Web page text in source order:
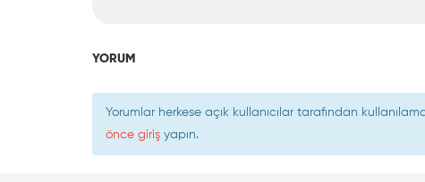
YORUM
Yorumlar herkese açık kullanıcılar tarafından
önce giriş yapın.